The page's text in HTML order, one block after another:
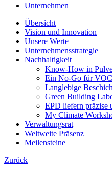
Unternehmen
Übersicht
Vision und Innovation
Unsere Werte
Unternehmensstrategie
Nachhaltigkeit
Know-How in
Ein No-Go für
Langlebige
Green Building
EPD liefern präzise
My Climate
Verwaltungsrat
Weltweite Präsenz
Meilensteine
Zurück